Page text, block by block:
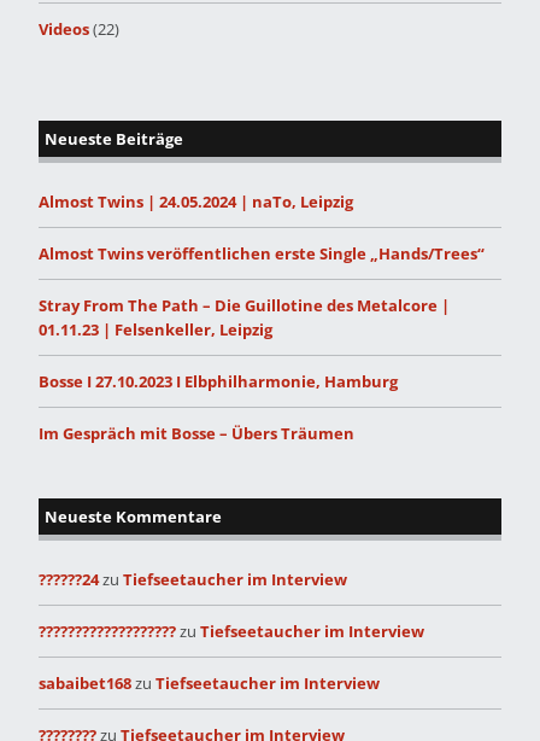
Videos(22)
Neueste Beiträge
Almost Twins | 24.05.2024 | naTo, Leipzig
Almost Twins veröffentlichen erste Single „Hands/Trees“
Stray From The Path – Die Guillotine des Metalcore |
01.11.23 | Felsenkeller, Leipzig
Bosse I 27.10.2023 I Elbphilharmonie, Hamburg
Im Gespräch mit Bosse – Übers Träumen
Neueste Kommentare
??????24zu Tiefseetaucher im Interview
???????????????????zu Tiefseetaucher im Interview
sabaibet168zu Tiefseetaucher im Interview
????????zu Tiefseetaucher im Interview